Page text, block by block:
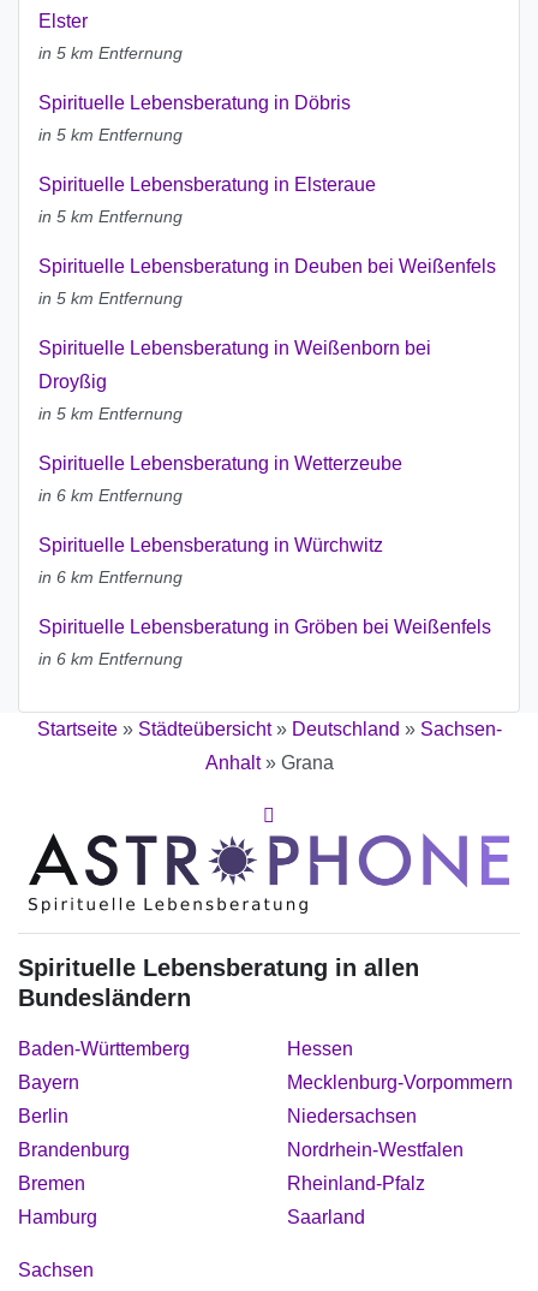
Elster
in 5 km Entfernung
Spirituelle Lebensberatung in Döbris
in 5 km Entfernung
Spirituelle Lebensberatung in Elsteraue
in 5 km Entfernung
Spirituelle Lebensberatung in Deuben bei Weißenfels
in 5 km Entfernung
Spirituelle Lebensberatung in Weißenborn bei
Droyßig
in 5 km Entfernung
Spirituelle Lebensberatung in Wetterzeube
in 6 km Entfernung
Spirituelle Lebensberatung in Würchwitz
in 6 km Entfernung
Spirituelle Lebensberatung in Gröben bei Weißenfels
in 6 km Entfernung
Startseite» Städteübersicht» Deutschland » Sachsen-
Anhalt» Grana
Spirituelle Lebensberatung in allen
Bundesländern
Baden-Württemberg
Bayern
Berlin
Brandenburg
Bremen
Hamburg
Hessen
Mecklenburg-Vorpommern
Niedersachsen
Nordrhein-Westfalen
Rheinland-Pfalz
Saarland
Sachsen